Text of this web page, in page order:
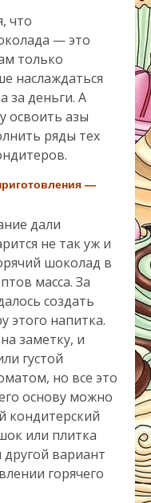
что
— это
только
наслаждаться
за деньги. А
освоить азы
ряды тех
—
дали
не так уж и
шоколад в
масса. За
создать
этого напитка.
заметку, и
густой
но все это
основу можно
кондитерский
или плитка
вариант
горячего